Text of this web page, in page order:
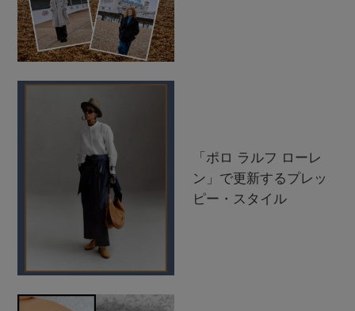
「ポロ ラルフ ローレ
ン」で更新するプレッ
ピー・スタイル